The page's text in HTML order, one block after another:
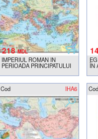
IMPERIUL ROMAN IN
PERIOADA PRINCIPATULUI
218MDL
ÎN
Cod IHA6